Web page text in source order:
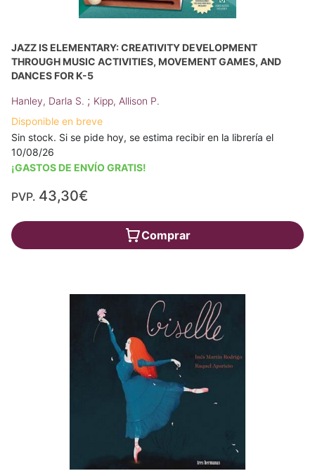
JAZZ IS ELEMENTARY: CREATIVITY DEVELOPMENT
THROUGH MUSIC ACTIVITIES, MOVEMENT GAMES, AND
DANCES FOR K-5
Hanley, Darla S. ; Kipp, Allison P.
Disponible en breve
Sin stock. Si se pide hoy, se estima recibir en la librería el
10/08/26
¡GASTOS DE ENVÍO GRATIS!
PVP. 43,30€
Comprar